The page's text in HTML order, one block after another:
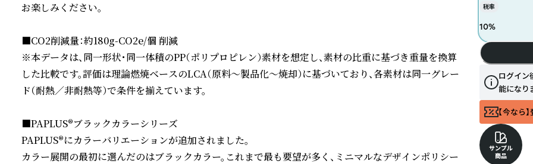
お楽しみください。
■CO2削減量：約180g-CO2e/個 削減
※本データは、同一形状・同一体積のPP（ポリプロピレン）素材を想定し、素材の比重に基づき重量を換算
した比較です。評価は理論燃焼ベースのLCA（原料〜製品化〜焼却）に基づいており、各素材は同一グレー
ド（耐熱／非耐熱等）で条件を揃えています。
■PAPLUS®ブラックカラーシリーズ
PAPLUS®にカラーバリエーションが追加されました。
カラー展開の最初に選んだのはブラックカラー。これまで最も要望が多く、ミニマルなデザインポリシー
税率
10%
ログイン
能になり
【今なら
サンプル
商品